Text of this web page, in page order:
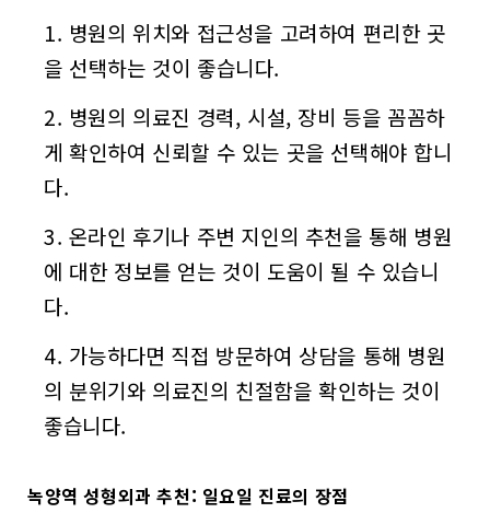
병원의 위치와 접근성을 고려하여 편리한 곳
을 선택하는 것이 좋습니다.
병원의 의료진 경력, 시설, 장비 등을 꼼꼼하
게 확인하여 신뢰할 수 있는 곳을 선택해야 합니
다.
온라인 후기나 주변 지인의 추천을 통해 병원
에 대한 정보를 얻는 것이 도움이 될 수 있습니
다.
가능하다면 직접 방문하여 상담을 통해 병원
의 분위기와 의료진의 친절함을 확인하는 것이
좋습니다.
녹양역 성형외과 추천: 일요일 진료의 장점